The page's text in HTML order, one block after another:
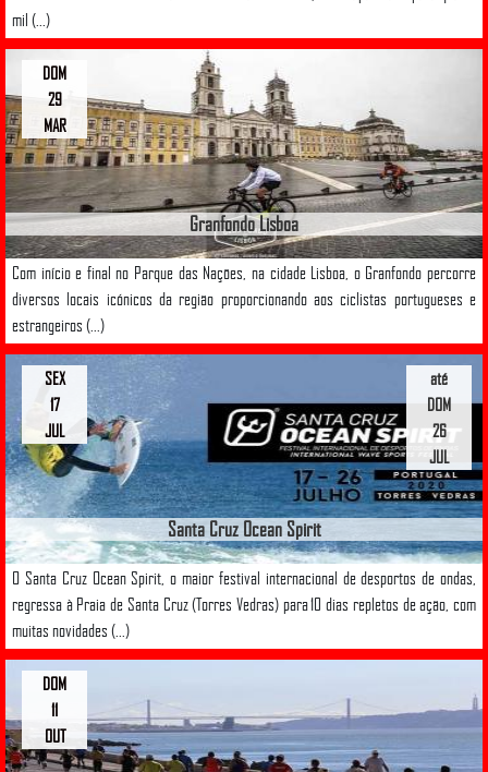
mil (...)
Granfondo Lisboa
Com início e final no Parque das Nações, na cidade Lisboa, o Granfondo percorre
diversos locais icónicos da região proporcionando aos ciclistas portugueses e
estrangeiros (...)
DOM
29
MAR
Santa Cruz Ocean Spirit
O Santa Cruz Ocean Spirit, o maior festival internacional de desportos de ondas,
regressa à Praia de Santa Cruz (Torres Vedras) para 10 dias repletos de ação, com
muitas novidades (...)
até
DOM
26
JUL
SEX
17
JUL
DOM
11
OUT